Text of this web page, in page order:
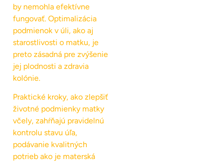
by nemohla efektívne
fungovať. Optimalizácia
podmienok v úli, ako aj
starostlivosti o matku, je
preto zásadná pre zvýšenie
jej plodnosti a zdravia
kolónie.
Praktické kroky, ako zlepšiť
životné podmienky matky
včely, zahŕňajú pravidelnú
kontrolu stavu úľa,
podávanie kvalitných
potrieb ako je materská